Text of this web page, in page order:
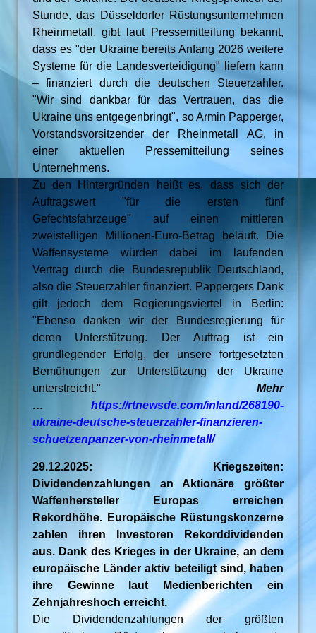
Stunde, das Düsseldorfer Rüstungsunternehmen
Rheinmetall, gibt laut Pressemitteilung bekannt,
dass es "der Ukraine bereits Anfang 2026 weitere
Systeme für die Landesverteidigung" liefern kann
– finanziert durch die deutschen Steuerzahler.
"Wir sind dankbar für das Vertrauen, das die
Ukraine uns entgegenbringt", so Armin Papperger,
Vorstandsvorsitzender der Rheinmetall AG, in
einer aktuellen Pressemitteilung seines
Unternehmens.
Zu den Hintergründen heißt es, dass sich der
Auftrags­wert "für die ersten fünf
Gefechtsfahrzeuge" auf einen mittleren
zweistelligen Millionen-Euro-Betrag beläuft. Die
Waffensysteme würden dabei im laufenden
Vertrag durch die Bundesrepublik Deutschland,
also die Steuerzahler finanziert. Pappergers Dank
gilt jedoch dem Regierungsviertel in Berlin:
"Ebenso danken wir der Bundesregierung für
deren Unterstützung. Der Auftrag ist ein
grundlegender Erfolg, der unsere fortgesetzten
Bemühungen zur Unterstützung der Ukraine
unterstreicht."Mehr
…https://rtnewsde.com/inland/268190-
ukraine-deutsche-steuerzahler-finanzieren-
schuetzenpanzer-von-rheinmetall/
29.12.2025: Kriegszeiten:
Dividendenzahlungen an Aktionäre größter
Waffenhersteller Europas erreichen
Rekordhöhe. Europäische Rüstungskonzerne
zahlen ihren Investoren Rekorddividenden
aus. Dank des Krieges in der Ukraine, an dem
europäische Länder aktiv beteiligt sind, haben
ihre Gewinne laut Medienberichten ein
Zehnjahreshoch erreicht.
Die Dividendenzahlungen der größten